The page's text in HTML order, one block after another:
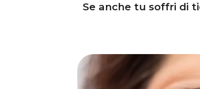
Se anche tu soffri di